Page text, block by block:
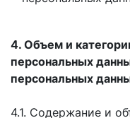
4. Объем и
персональных
персональных
4.1. Содержание и